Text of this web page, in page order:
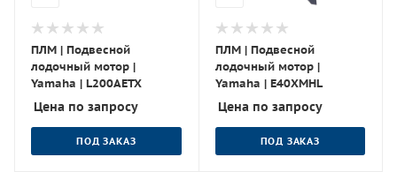
ПЛМ | Подвесной
лодочный мотор |
Yamaha | L200AETX
Цена по запросу
ПОД ЗАКАЗ
ПЛМ | Подвесной
лодочный мотор |
Yamaha | E40XMHL
Цена по запросу
ПОД ЗАКАЗ